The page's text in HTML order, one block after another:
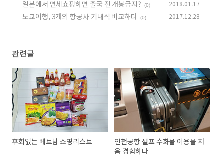
일본에서 면세쇼핑하면 출국 전 개봉금지? (0) 2018.01.17
도쿄여행, 3개의 항공사 기내식 비교하다 (0) 2017.12.28
관련글
후회없는 베트남 쇼핑리스트
인천공항 셀프 수화물 이용을 처
음 경험하다